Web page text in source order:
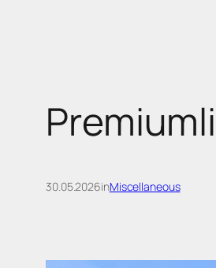
30.05.2026inMiscellaneous